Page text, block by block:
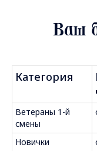
Ваш
Категория
Ветераны 1-й
смены
Новички